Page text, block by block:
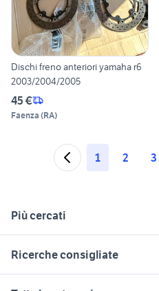
Dischi freno anteriori yamaha r6
2003/2004/2005
45 €
Faenza (RA)
1 2 3
Più cercati
Ricerche consigliate